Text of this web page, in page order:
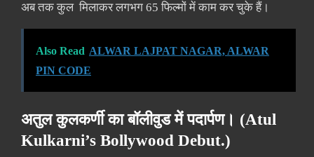
अब तक कुल मिलाकर लगभग 65 फिल्मों में काम कर चुके हैं।
Also Read ALWAR LAJPAT NAGAR, ALWAR
PIN CODE
अतुल कुलकर्णी का बॉलीवुड में पदार्पण। (Atul
Kulkarni’s Bollywood Debut.)